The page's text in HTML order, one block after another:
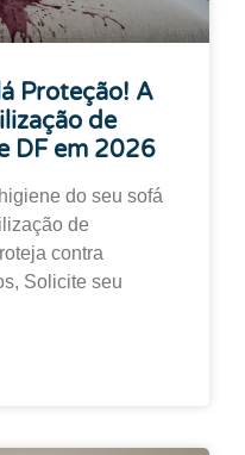
Proteção! A
de
DF em 2026
do seu sofá
de
contra
Solicite seu